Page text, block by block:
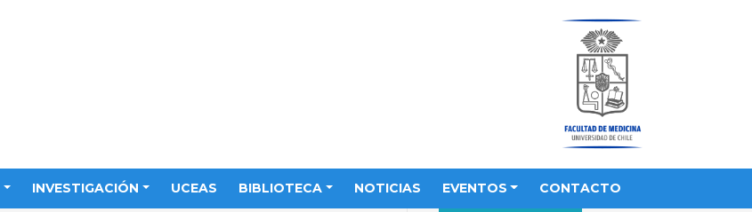
INVESTIGACIÓN UCEAS BIBLIOTECA NOTICIAS EVENTOS CONTACTO